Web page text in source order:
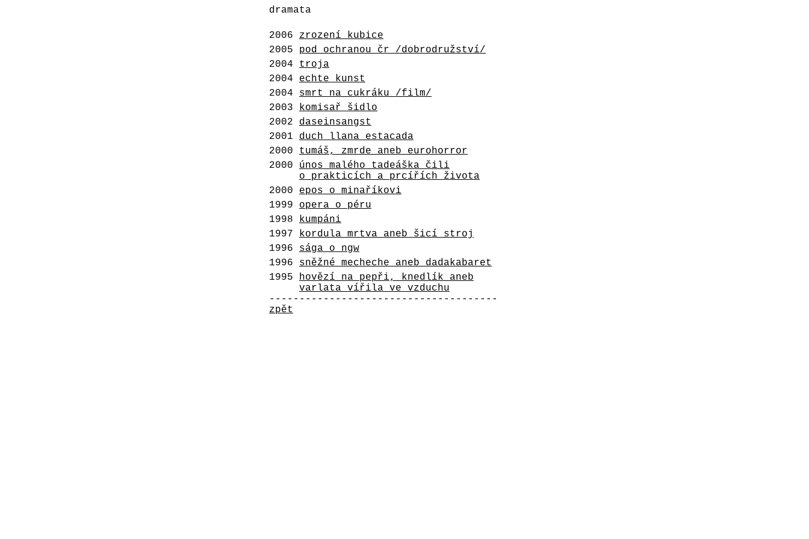
dramata
2006 zrození kubice
2005 pod ochranou čr /dobrodružství/
2004 troja
2004 echte kunst
2004 smrt na cukráku /film/
2003 komisař šidlo
2002 daseinsangst
2001 duch llana estacada
2000 tumáš, zmrde aneb eurohorror
2000 únos malého tadeáška čili
o prakticích a prcířích života
2000 epos o minaříkovi
1999 opera o péru
1998 kumpáni
1997 kordula mrtva aneb šicí stroj
1996 sága o ngw
1996 sněžné mecheche aneb dadakabaret
1995 hovězí na pepři, knedlík aneb
varlata vířila ve vzduchu
--------------------------------------
zpět